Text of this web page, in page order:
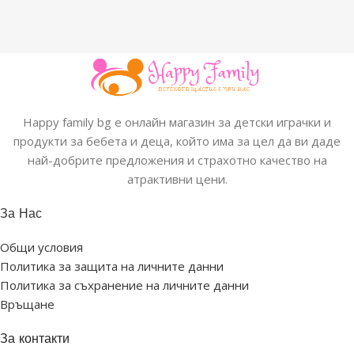
Happy family bg е онлайн магазин за детски играчки и
продукти за бебета и деца, който има за цел да ви даде
най-добрите предложения и страхотно качество на
атрактивни цени.
За Нас
Общи условия
Политика за защита на личните данни
Политика за съхранение на личните данни
Връщане
За контакти